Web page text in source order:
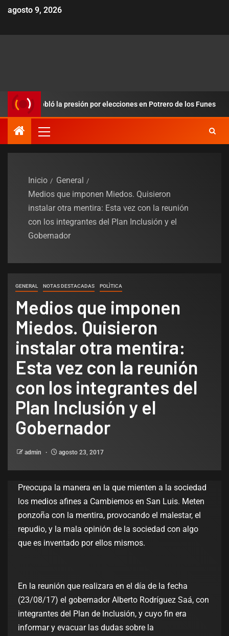
agosto 9, 2026
redobló la presión por elecciones en Potrero de los Funes
Inicio
General
Medios que imponen Miedos. Quisieron
instalar otra mentira: Esta vez con la reunión
con los integrantes del Plan Inclusión y el
Gobernador
GENERAL NOTAS DESTACADAS POLÌTICA
Medios que imponen
Miedos. Quisieron
instalar otra mentira:
Esta vez con la reunión
con los integrantes del
Plan Inclusión y el
Gobernador
admin agosto 23, 2017
Preocupa la manera en la que mienten a la sociedad
los medios afines a Cambiemos en San Luis. Meten
ponzoña con la mentira, provocando el malestar, el
repudio, y la mala opinión de la sociedad con algo
que es inventado por ellos mismos.
En la reunión que realizara en el día de la fecha
(23/08/17) el gobernador Alberto Rodríguez Saá, con
integrantes del Plan de Inclusión, y cuyo fin era
informar y evacuar las dudas sobre la